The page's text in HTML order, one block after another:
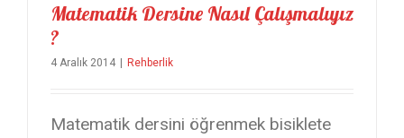
Matematik Dersine Nasıl Çalışmalıyız
?
4 Aralık 2014 Rehberlik
Matematik dersini öğrenmek bisiklete